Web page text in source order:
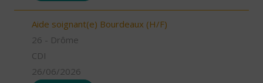
Aide soignant(e) Bourdeaux (H/F)
26 - Drôme
CDI
26/06/2026